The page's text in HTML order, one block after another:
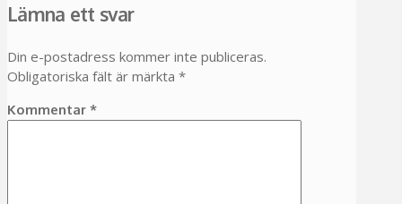
Lämna ett svar
Din e-postadress kommer inte publiceras.
Obligatoriska fält är märkta *
Kommentar *